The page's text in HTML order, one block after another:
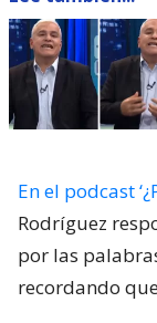
En el podcast
Rodríguez
por las
recordando